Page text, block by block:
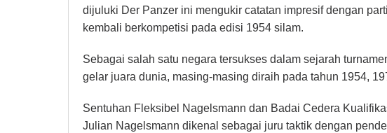
dijuluki Der Panzer ini mengukir catatan impresif dengan
kembali berkompetisi pada edisi 1954 silam.
Sebagai salah satu negara tersukses dalam sejarah
gelar juara dunia, masing-masing diraih pada tahun 1954,
Sentuhan Fleksibel Nagelsmann dan Badai Cedera
Julian Nagelsmann dikenal sebagai juru taktik dengan